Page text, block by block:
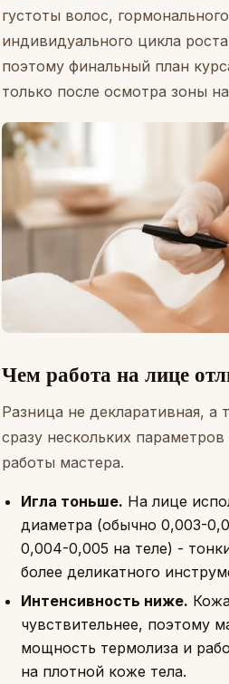
густоты волос,
индивидуального цикла
поэтому финальный план
только после осмотра зоны
Чем работа на лице
Разница не декларативная, а
сразу нескольких
работы мастера.
Игла тоньше. На лице
диаметра (обычно 0,003-
0,004-0,005 на теле) -
более деликатного
Интенсивность ниже.
чувствительнее, поэтому
мощность термолиза и
на плотной коже тела.